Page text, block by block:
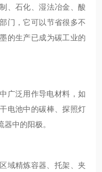
、石化、湿法冶金、酸
门，它可以节省很多不
的生产已成为碳工业的
泛用作导电材料，如
电池中的碳棒、探照灯
中的阳极。
精炼容器、托架、夹